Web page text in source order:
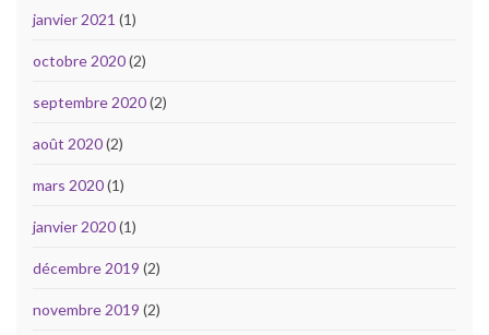
janvier 2021 (1)
octobre 2020(2)
septembre 2020(2)
août 2020(2)
mars 2020(1)
janvier 2020(1)
décembre 2019 (2)
novembre 2019 (2)